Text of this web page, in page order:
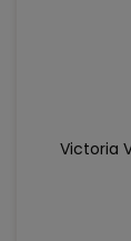
Victoria